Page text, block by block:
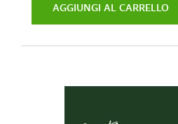
AGGIUNGI AL CARRELLO